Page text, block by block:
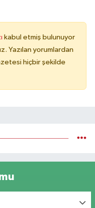
kabul etmiş bulunuyor
Yazılan yorumlardan
hiçbir şekilde